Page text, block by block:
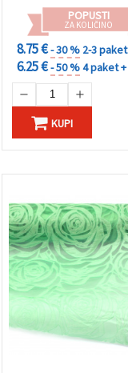
POPUSTI
ZA KOLIČINO
8.75 €- 30 % 2-3 paket
6.25 €- 50 %4 paket +
KUPI